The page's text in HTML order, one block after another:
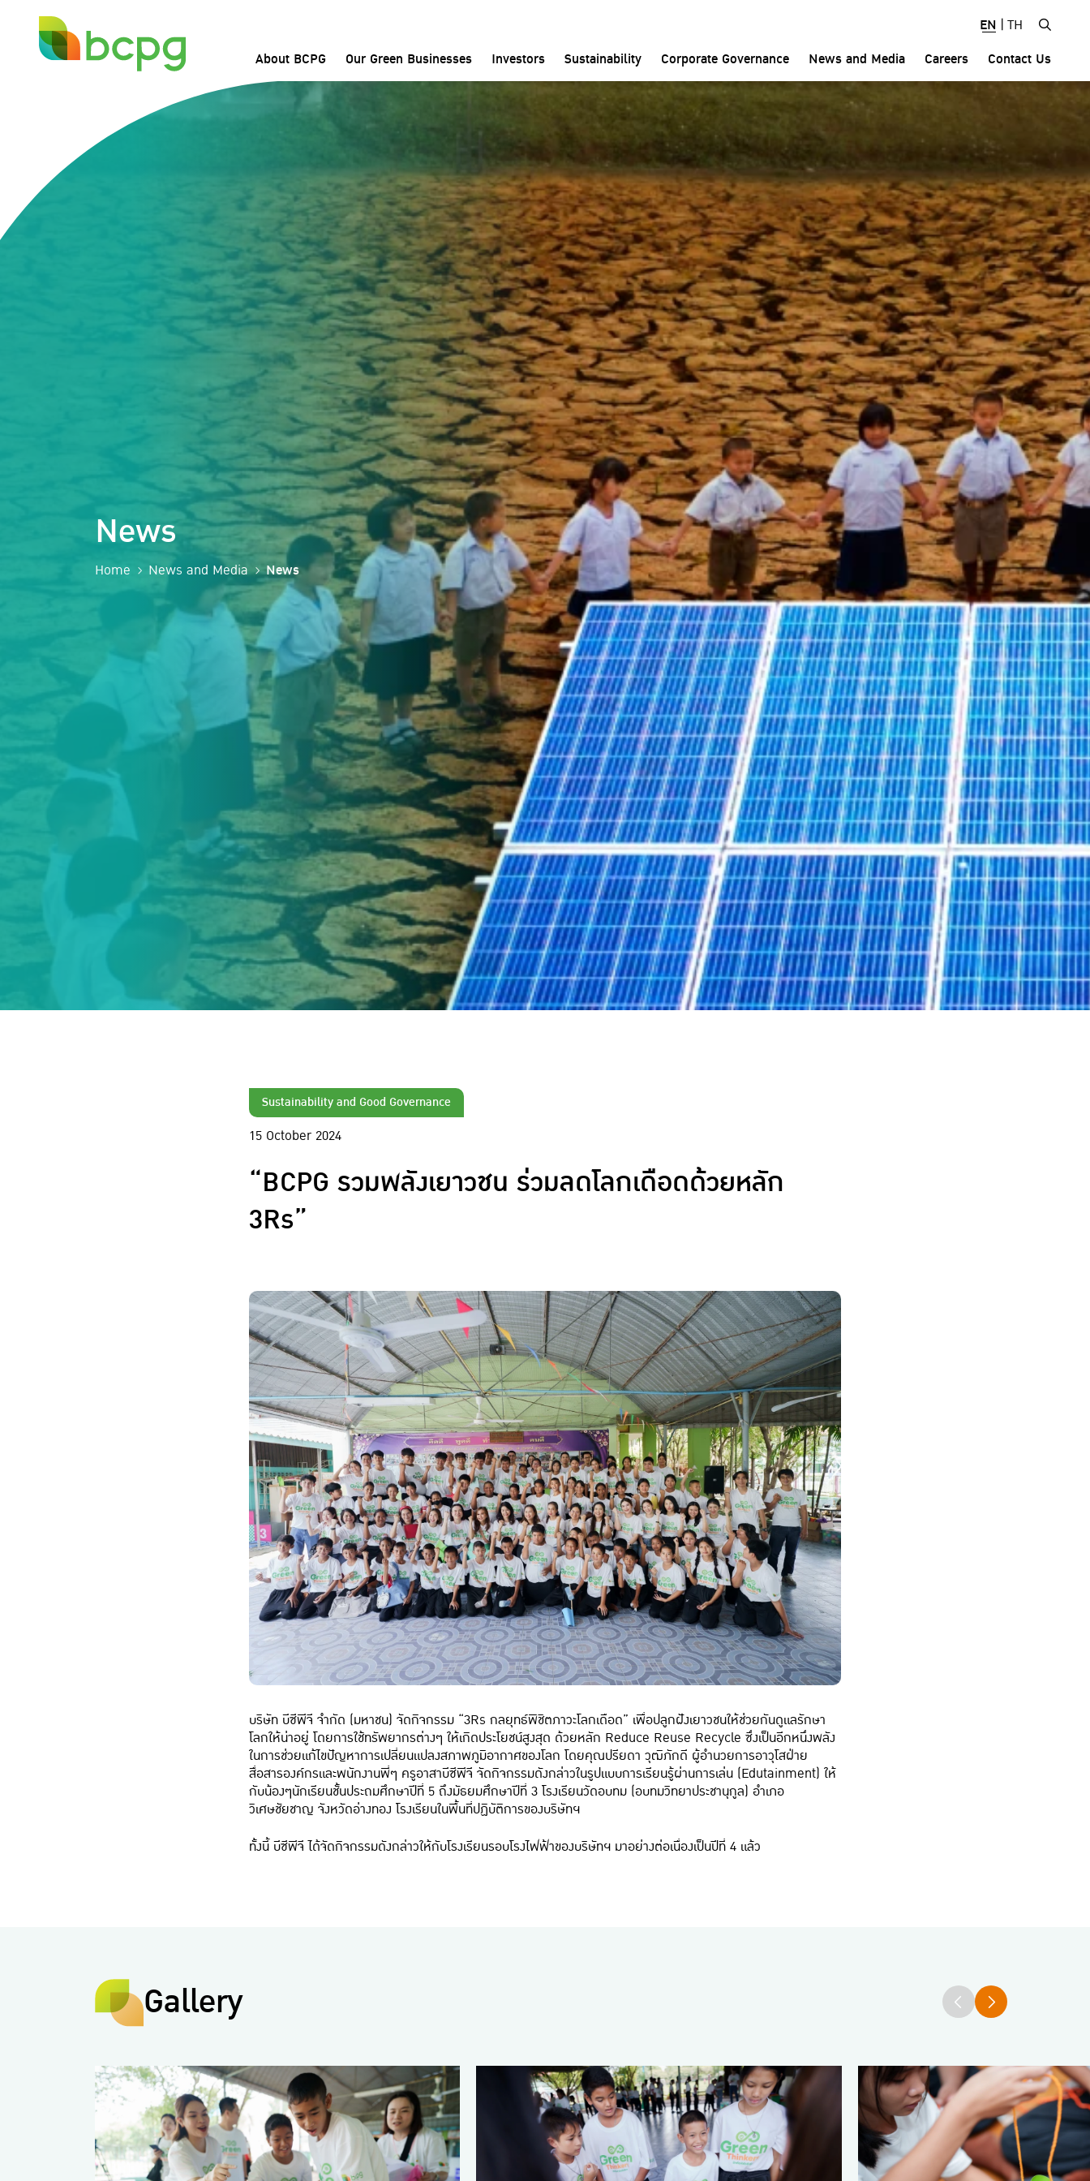
EN |TH
About BCPG
Our Green Businesses Investors Sustainability Corporate Governance News and Media Careers Contact Us
News
Home News and Media News
Sustainability and Good Governance
15 October 2024
“BCPG รวมพลังเยาวชน ร่วมลดโลกเดือดด้วยหลัก
3Rs”
บริษัท บีซีพีจี จำกัด (มหาชน) จัดกิจกรรม “3Rs กลยุทธ์พิชิตภาวะโลกเดือด” เพื่อปลูกฝังเยาวชนให้ช่วยกันดูแลรักษา
โลกให้น่าอยู่ โดยการใช้ทรัพยากรต่างๆ ให้เกิดประโยชน์สูงสุด ด้วยหลัก Reduce Reuse Recycle ซึ่งเป็นอีกหนึ่งพลัง
ในการช่วยแก้ไขปัญหาการเปลี่ยนแปลงสภาพภูมิอากาศของโลก โดยคุณปรียดา วุฒิภักดี ผู้อำนวยการอาวุโสฝ่าย
สื่อสารองค์กรและพนักงานพี่ๆ ครูอาสาบีซีพีจี จัดกิจกรรมดังกล่าวในรูปแบบการเรียนรู้ผ่านการเล่น (Edutainment) ให้
กับน้องๆนักเรียนชั้นประถมศึกษาปีที่ 5 ถึงมัธยมศึกษาปีที่ 3 โรงเรียนวัดอบทม (อบทมวิทยาประชานุกูล) อำเภอ
วิเศษชัยชาญ จังหวัดอ่างทอง โรงเรียนในพื้นที่ปฏิบัติการของบริษัทฯ
ทั้งนี้ บีซีพีจี ได้จัดกิจกรรมดังกล่าวให้กับโรงเรียนรอบโรงไฟฟ้าของบริษัทฯ มาอย่างต่อเนื่องเป็นปีที่ 4 แล้ว
Gallery